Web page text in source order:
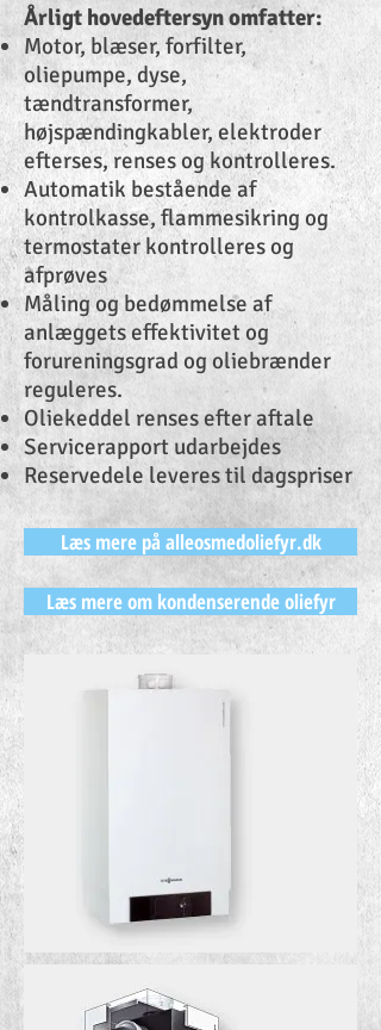
Årligt hovedeftersyn omfatter:
Motor, blæser, forfilter,
oliepumpe, dyse,
tændtransformer,
højspændingkabler, elektroder
efterses, renses og kontrolleres.
Automatik bestående af
kontrolkasse, flammesikring og
termostater kontrolleres og
afprøves
Måling og bedømmelse af
anlæggets effektivitet og
forureningsgrad og oliebrænder
reguleres.
Oliekeddel renses efter aftale
Servicerapport udarbejdes
Reservedele leveres til dagspriser
Læs mere på alleosmedoliefyr.dk
Læs mere om kondenserende oliefyr